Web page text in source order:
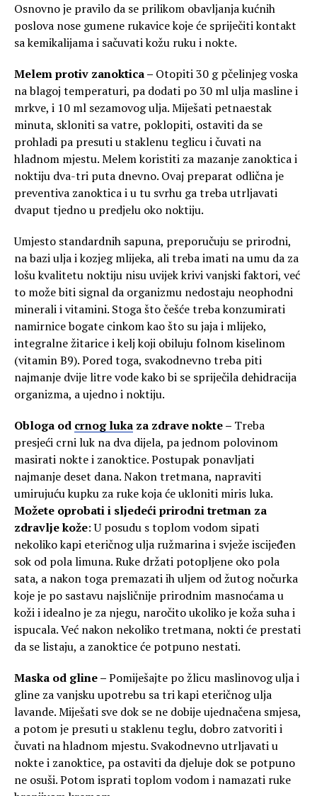
Osnovno je pravilo da se prilikom obavljanja kućnih
poslova nose gumene rukavice koje će spriječiti kontakt
sa kemikalijama i sačuvati kožu ruku i nokte.
Melem protiv zanoktica – Otopiti 30 g pčelinjeg voska
na blagoj temperaturi, pa dodati po 30 ml ulja masline i
mrkve, i 10 ml sezamovog ulja. Miješati petnaestak
minuta, skloniti sa vatre, poklopiti, ostaviti da se
prohladi pa presuti u staklenu teglicu i čuvati na
hladnom mjestu. Melem koristiti za mazanje zanoktica i
noktiju dva-tri puta dnevno. Ovaj preparat odlična je
preventiva zanoktica i u tu svrhu ga treba utrljavati
dvaput tjedno u predjelu oko noktiju.
Umjesto standardnih sapuna, preporučuju se prirodni,
na bazi ulja i kozjeg mlijeka, ali treba imati na umu da za
lošu kvalitetu noktiju nisu uvijek krivi vanjski faktori, već
to može biti signal da organizmu nedostaju neophodni
minerali i vitamini. Stoga što češće treba konzumirati
namirnice bogate cinkom kao što su jaja i mlijeko,
integralne žitarice i kelj koji obiluju folnom kiselinom
(vitamin B9). Pored toga, svakodnevno treba piti
najmanje dvije litre vode kako bi se spriječila dehidracija
organizma, a ujedno i noktiju.
Obloga od crnog luka za zdrave nokte – Treba
presjeći crni luk na dva dijela, pa jednom polovinom
masirati nokte i zanoktice. Postupak ponavljati
najmanje deset dana. Nakon tretmana, napraviti
umirujuću kupku za ruke koja će ukloniti miris luka.
Možete oprobati i sljedeći prirodni tretman za
zdravlje kože: U posudu s toplom vodom sipati
nekoliko kapi eteričnog ulja ružmarina i svježe iscijeđen
sok od pola limuna. Ruke držati potopljene oko pola
sata, a nakon toga premazati ih uljem od žutog nočurka
koje je po sastavu najsličnije prirodnim masnoćama u
koži i idealno je za njegu, naročito ukoliko je koža suha i
ispucala. Već nakon nekoliko tretmana, nokti će prestati
da se listaju, a zanoktice će potpuno nestati.
Maska od gline –Pomiješajte po žlicu maslinovog ulja i
gline za vanjsku upotrebu sa tri kapi eteričnog ulja
lavande. Miješati sve dok se ne dobije ujednačena smjesa,
a potom je presuti u staklenu teglu, dobro zatvoriti i
čuvati na hladnom mjestu. Svakodnevno utrljavati u
nokte i zanoktice, pa ostaviti da djeluje dok se potpuno
ne osuši. Potom isprati toplom vodom i namazati ruke